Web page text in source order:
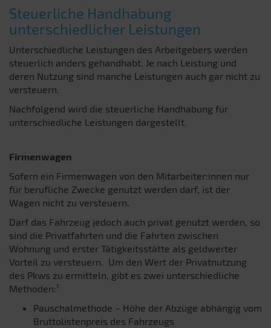
Steuerliche Handhabung
unterschiedlicher Leistungen
Unterschiedliche Leistungen des Arbeitgebers werden
steuerlich anders gehandhabt. Je nach Leistung und
deren Nutzung sind manche Leistungen auch gar nicht zu
versteuern.
Nachfolgend wird die steuerliche Handhabung für
unterschiedliche Leistungen dargestellt.
Firmenwagen
Sofern ein Firmenwagen von den Mitarbeiter:innen nur
für berufliche Zwecke genutzt werden darf, ist der
Wagen nicht zu versteuern.
Darf das Fahrzeug jedoch auch privat genutzt werden, so
sind die Privatfahrten und die Fahrten zwischen
Wohnung und erster Tätigkeitsstätte als geldwerter
Vorteil zu versteuern. Um den Wert der Privatnutzung
des Pkws zu ermitteln, gibt es zwei unterschiedliche
Methoden:¹
Pauschalmethode – Höhe der Abzüge abhängig vom
Bruttolistenpreis des Fahrzeugs